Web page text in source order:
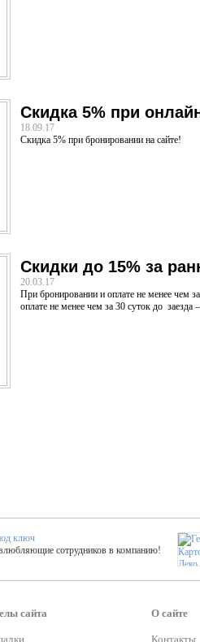
Скидка 5% при
18.09.17
Скидка 5% при бронировании на сайте!
Скидки до 15% за
20.03.17
При бронировании и оплате не менее чем
оплате не менее чем за 30 суток до заезда
ключ
сотрудников в компанию!
классов на выезде на мероприятие!
сайта О сайте
Контакты